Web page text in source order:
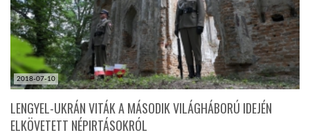
2018-07-10
LENGYEL-UKRÁN VITÁK A MÁSODIK VILÁGHÁBORÚ IDEJÉN
ELKÖVETETT NÉPIRTÁSOKRÓL